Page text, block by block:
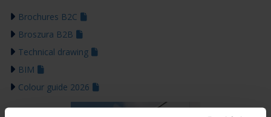
Brochures B2C
Broszura B2B
Technical drawing
BIM
Colour guide 2026